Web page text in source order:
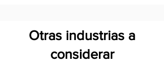
Otras industrias a
considerar